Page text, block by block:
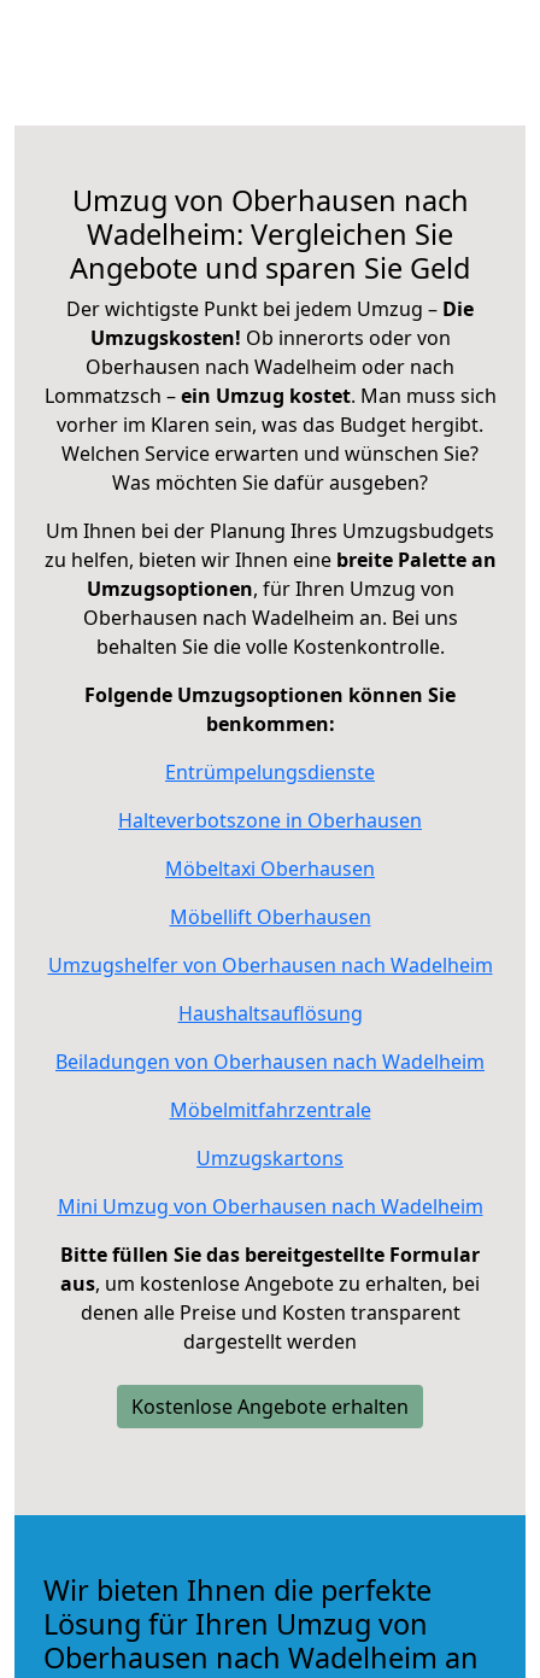
Umzug von Oberhausen nach
Wadelheim: Vergleichen Sie
Angebote und sparen Sie Geld
Der wichtigste Punkt bei jedem Umzug – Die
Umzugskosten! Ob innerorts oder von
Oberhausen nach Wadelheim oder nach
Lommatzsch –ein Umzug kostet. Man muss sich
vorher im Klaren sein, was das Budget hergibt.
Welchen Service erwarten und wünschen Sie?
Was möchten Sie dafür ausgeben?
Um Ihnen bei der Planung Ihres Umzugsbudgets
zu helfen, bieten wir Ihnen eine breite Palette an
Umzugsoptionen, für Ihren Umzug von
Oberhausen nach Wadelheim an. Bei uns
behalten Sie die volle Kostenkontrolle.
Folgende Umzugsoptionen können Sie
benkommen:
Entrümpelungsdienste
Halteverbotszone in Oberhausen
Möbeltaxi Oberhausen
Möbellift Oberhausen
Umzugshelfer von Oberhausen nach Wadelheim
Haushaltsauflösung
Beiladungen von Oberhausen nach Wadelheim
Möbelmitfahrzentrale
Umzugskartons
Mini Umzug von Oberhausen nach Wadelheim
Bitte füllen Sie das bereitgestellte Formular
aus, um kostenlose Angebote zu erhalten, bei
denen alle Preise und Kosten transparent
dargestellt werden
Kostenlose Angebote erhalten
Wir bieten Ihnen die perfekte
Lösung für Ihren Umzug von
Oberhausen nach Wadelheim an